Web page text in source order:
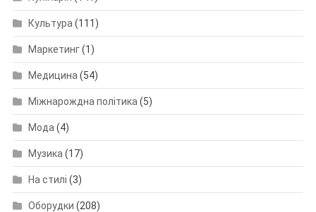
Культура (111)
Маркетинг(1)
Медицина (54)
Міжнарождна політика (5)
Мода (4)
Музика (17)
На стилі (3)
Оборудки (208)